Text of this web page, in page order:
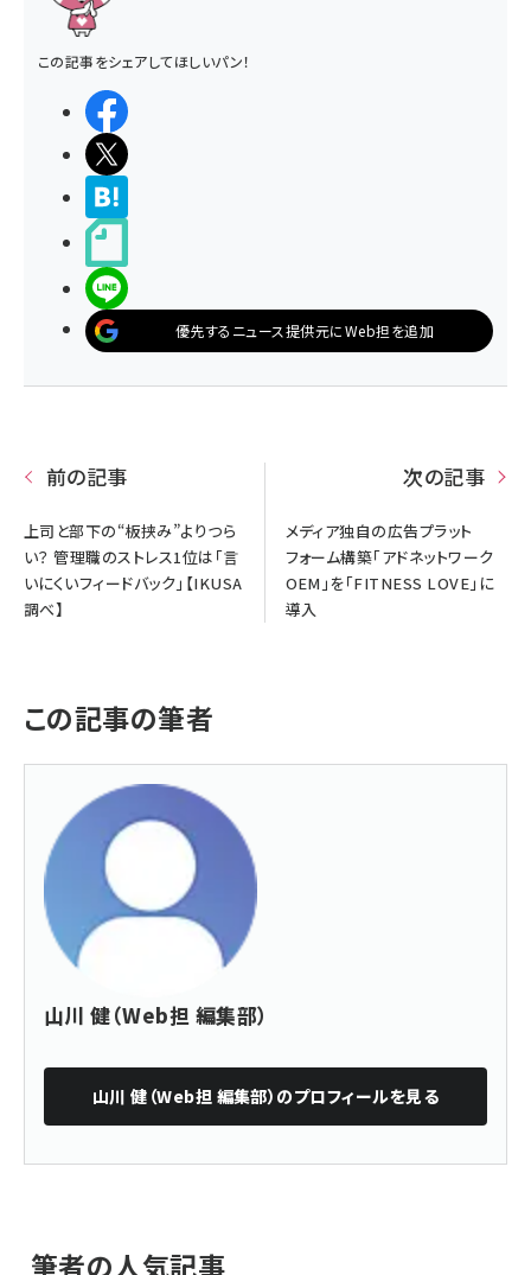
この記事をシェアしてほしいパン！
優先するニュース提供元にWeb担を追加
前の記事
上司と部下の“板挟み”よりつら
い？ 管理職のストレス1位は「言
いにくいフィードバック」【IKUSA
調べ】
次の記事
メディア独自の広告プラット
フォーム構築「アドネットワーク
OEM」を「FITNESS LOVE」に
導入
この記事の筆者
山川 健（Web担 編集部）
山川 健（Web担 編集部） のプロフィールを見る
筆者の人気記事